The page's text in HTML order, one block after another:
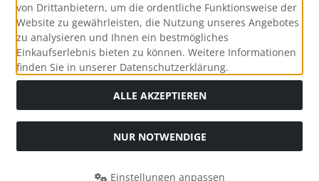
Social Media
Widerrufsformular
von Drittanbietern, um die ordentliche Funktionsweise der
Website zu gewährleisten, die Nutzung unseres Angebotes
zu analysieren und Ihnen ein bestmögliches
Einkaufserlebnis bieten zu können. Weitere Informationen
finden Sie in unserer Datenschutzerklärung.
ALLE AKZEPTIEREN
NUR NOTWENDIGE
Einstellungen anpassen